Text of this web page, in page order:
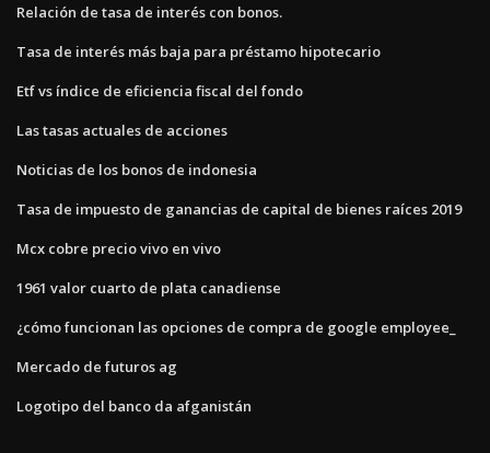
Relación de tasa de interés con bonos.
Tasa de interés más baja para préstamo hipotecario
Etf vs índice de eficiencia fiscal del fondo
Las tasas actuales de acciones
Noticias de los bonos de indonesia
Tasa de impuesto de ganancias de capital de bienes raíces 2019
Mcx cobre precio vivo en vivo
1961 valor cuarto de plata canadiense
¿cómo funcionan las opciones de compra de google employee_
Mercado de futuros ag
Logotipo del banco da afganistán